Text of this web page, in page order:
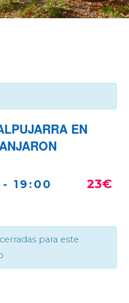
EN
- 19:00 23€
para este